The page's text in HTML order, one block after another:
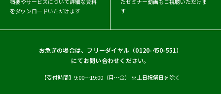
をダウンロードいただけます
す
お急ぎの場合は、フリーダイヤル（0120-450-551）
にてお問い合わせください。
【受付時間】9:00〜19:00（月〜金） ※土日祝祭日を除く